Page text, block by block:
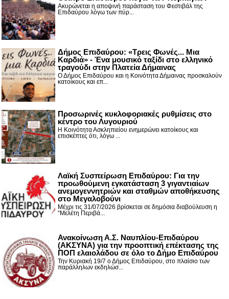
Ακυρώνεται η αποψινή παράσταση του Φεστιβάλ της
Επιδαύρου λόγω των πύρ...
Δήμος Επιδαύρου: «Τρεις Φωνές... Μια
Καρδιά» - Ένα μουσικό ταξίδι στο ελληνικό
τραγούδι στην Πλατεία Δήμαινας
Ο Δήμος Επιδαύρου και η Κοινότητα Δήμαινας προσκαλούν
κατοίκους και επ...
Προσωρινές κυκλοφοριακές ρυθμίσεις στο
κέντρο του Λυγουριού
Η Κοινότητα Ασκληπιείου ενημερώνει κατοίκους και
επισκέπτες ότι, λόγω ...
Λαϊκή Συσπείρωση Επιδαύρου: Για την
προωθούμενη εγκατάσταση 3 γιγαντιαίων
ανεμογεννητριών και σταθμών αποθήκευσης
στο Μεγαλοβούνι
Μέχρι τις 31/07/2026 βρίσκεται σε δημόσια διαβούλευση η
“Μελέτη Περιβά...
Ανακοίνωση Α.Σ. Ναυπλίου-Επιδαύρου
(ΑΚΣΥΝΑ) για την προοπτική επέκτασης της
ΠΟΠ ελαιολάδου σε όλο το Δήμο Επιδαύρου
Την Κυριακή 19/7 ο Δήμος Επιδαύρου, στο πλαίσιο των
παράλληλων εκδηλώσ...